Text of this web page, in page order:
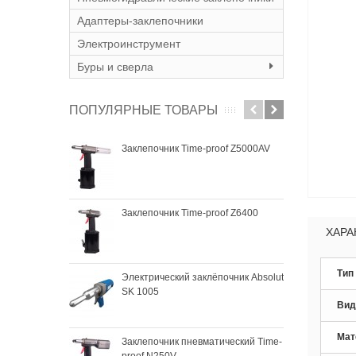
Адаптеры-заклепочники
Электроинструмент
Буры и сверла
ПОПУЛЯРНЫЕ ТОВАРЫ
Заклепочник Time-proof Z5000AV
Заклепочник Time-proof Z6400
Электрический заклёпочник Absolut
SK 1005
Заклепочник пневматический Time-
Тип
Вид